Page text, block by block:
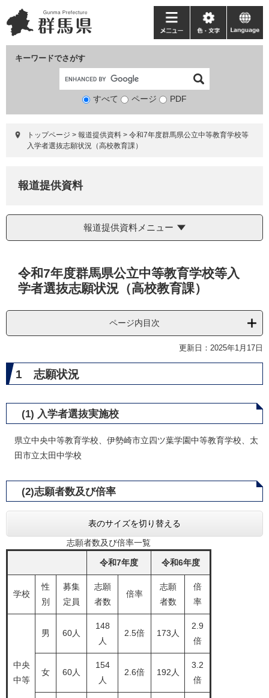
ー
ジ
ニ
ュ
て
キーワードでさがす
検
象
すべて ページ PDF
メ
ニ
ー
色・
文
language
トップページ > 報道提供資料 > 令和7年度群馬県公立中等教育学校等
入学者選抜志願状況（高校教育課）
報道提供資料
報道提供資料メニュー
令和7年度群馬県公立中等教育学校等入
学者選抜志願状況（高校教育課）
ページ内目次
更新日：2025年1月17日
1 志願状況
(1) 入学者選抜実施校
県立中央中等教育学校、伊勢崎市立四ツ葉学園中等教育学校、太
田市立太田中学校
(2)志願者数及び倍率
表のサイズを切り替える
志願者数及び倍率一覧
令和7年度 令和6年度
学校
性
別
募集
定員
志願
者数
倍率
志願
者数
倍
率
中央
中等
男 60人
148
人
2.5倍 173人
2.9
倍
女 60人
154
人
2.6倍 192人
3.2
倍